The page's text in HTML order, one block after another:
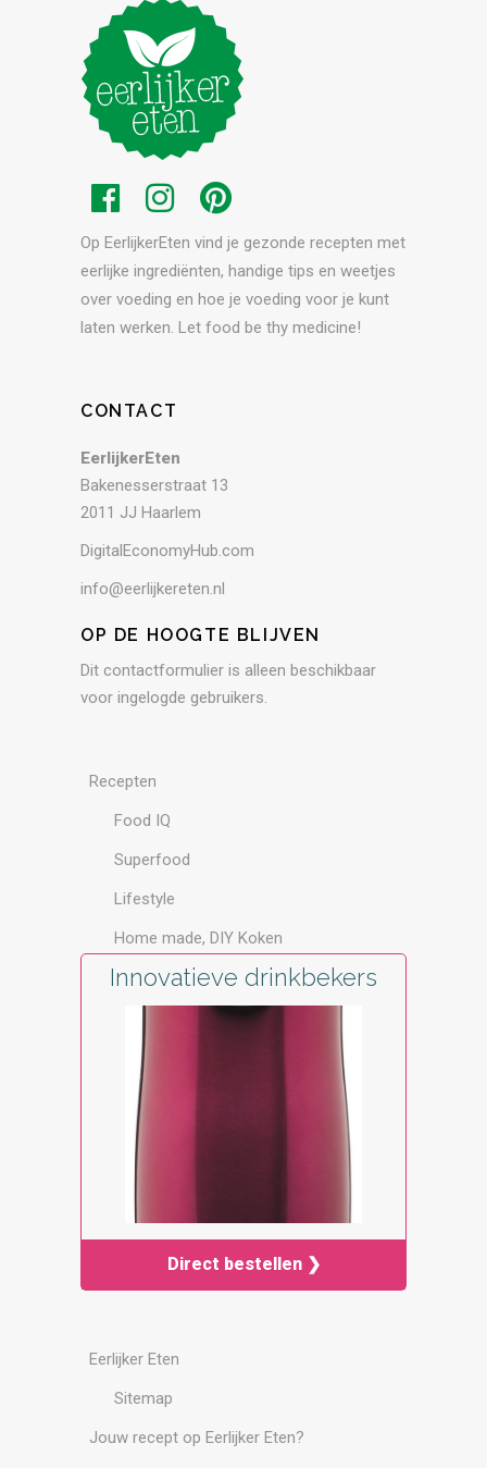
Op EerlijkerEten vind je gezonde recepten met
eerlijke ingrediënten, handige tips en weetjes
over voeding en hoe je voeding voor je kunt
laten werken. Let food be thy medicine!
CONTACT
EerlijkerEten
Bakenesserstraat 13
2011 JJ Haarlem
DigitalEconomyHub.com
info@eerlijkereten.nl
OP DE HOOGTE BLIJVEN
Dit contactformulier is alleen beschikbaar
voor ingelogde gebruikers.
Recepten
Food IQ
Superfood
Lifestyle
Home made, DIY Koken
Innovatieve drinkbekers
Direct bestellen ❯
Eerlijker Eten
Sitemap
Jouw recept op Eerlijker Eten?